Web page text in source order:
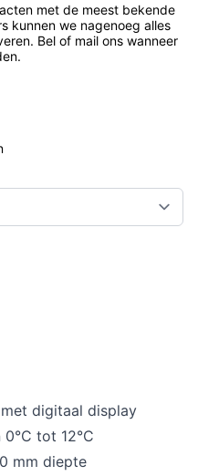
met de meest bekende
kunnen we nagenoeg alles
Bel of mail ons wanneer
digitaal display
tot 12°C
mm diepte